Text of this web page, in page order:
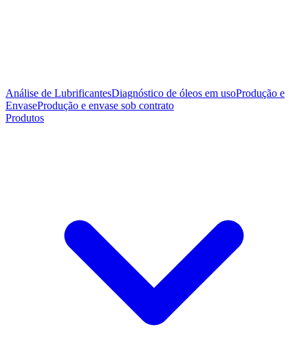
Análise de LubrificantesDiagnóstico de óleos em usoProdução e
EnvaseProdução e envase sob contrato
Produtos